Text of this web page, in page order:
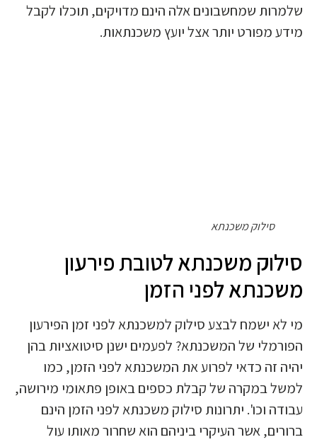
שלמרות שמחשבונים אלה הינם מדויקים, תוכלו לקבל
מידע מפורט יותר אצל יועץ משכנתאות.
סילוק משכנתא
סילוק משכנתא לטובת פירעון
משכנתא לפני הזמן
מי לא ישמח לבצע סילוק למשכנתא לפני זמן הפירעון
הפורמלי של המשכנתא? לפעמים ישנן סיטואציות בהן
יהיה זה כדאי לפרוע את המשכנתא לפני הזמן, כמו
למשל במקרה של קבלת כספים באופן פתאומי מירושה,
עבודה וכו'. יתרונות סילוק משכנתא לפני הזמן הינם
ברורים, אשר העיקרי ביניהם הוא שחרור מאותו עול